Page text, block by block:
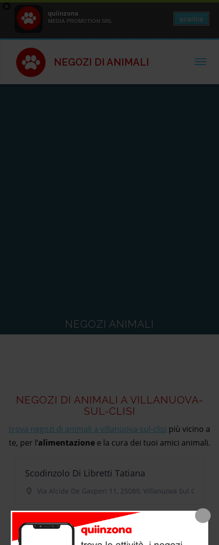
×
quiinzona
MEDIA PROMOTION SRL scarica
NEGOZI DI ANIMALI
NEGOZI ANIMALI
NEGOZI DI ANIMALI A VILLANUOVA-
SUL-CLISI
trova negozi di animali a villanuova-sul-clisi più vicino a
te, per l’alimentazione e la cura dei tuoi amici animali.
Scodinzolo Di Libretti Tatiana
Via Alcide De Gasperi 11, 25089, Villanuova Sul Clisi
The Aquarium Of Faberi Massimo